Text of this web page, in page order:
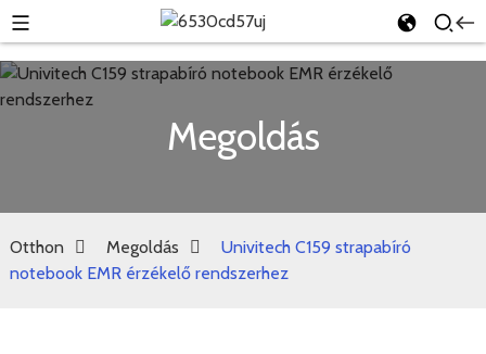
Megoldás
Otthon Megoldás
Univitech C159 strapabíró
notebook EMR érzékelő rendszerhez